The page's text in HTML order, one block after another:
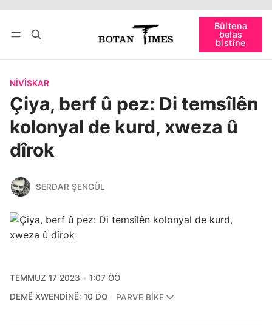
Bûltena
belaş
bistîne
Têkevê Bûltena belaş bistîne
NIVÎSKAR
Çiya, berf û pez: Di temsîlên
kolonyal de kurd, xweza û
dîrok
SERDAR ŞENGÜL
TEMMUZ 17 2023
1:07 ÖÖ
DEMÊ XWENDINÊ: 10 DQ
PARVE BIKE